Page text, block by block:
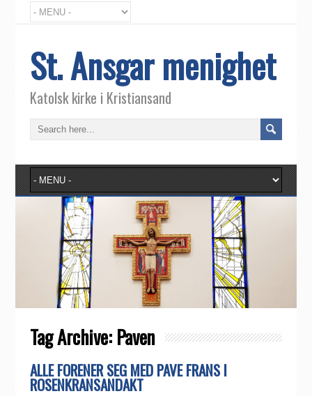
St. Ansgar menighet
Katolsk kirke i Kristiansand
Tag Archive: Paven
ALLE FORENER SEG MED PAVE FRANS I
ROSENKRANSANDAKT